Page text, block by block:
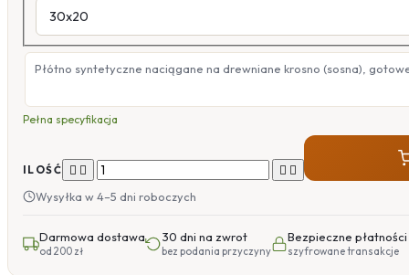
Płótno syntetyczne naciągane na drewniane krosno (sosna),
Pełna specyfikacja
ILOŚĆ    
Wysyłka w 4–5 dni roboczych
Darmowa dostawa
od 200 zł
30 dni na zwrot
bez podania przyczyny
Bezpieczne płatności
szyfrowane transakcje